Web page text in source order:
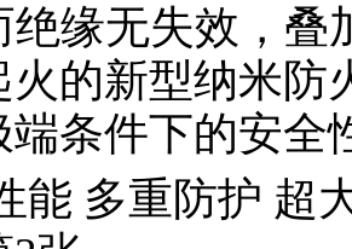
绝缘无失效，
火的新型纳米防
端条件下的安全